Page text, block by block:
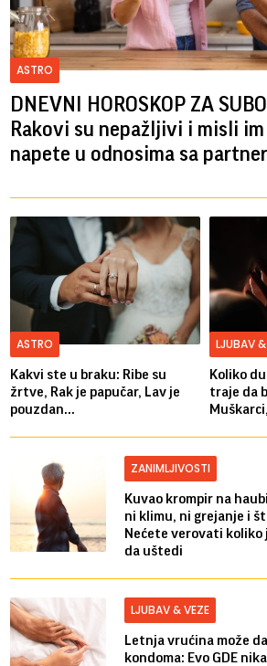
ASTRO
DNEVNI HOROSKOP ZA
Rakovi su nepažljivi i misli
napete u odnosima sa
ASTRO
Kakvi ste u braku: Ribe su
žrtve, Rak je papučar, Lav je
pouzdan...
LJUBAV
Koliko
traje da
ZANIMLJIVOSTI
Kuvao krompir na
ni klimu, ni grejanje i
Nećete verovati koliko
da uštedi
LJUBAV & VEZE
Letnja vrućina može
kondoma: Evo GDE